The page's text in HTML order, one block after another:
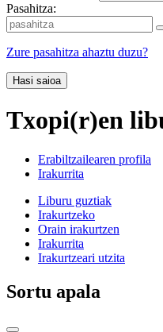
Pasahitza:
Zure pasahitza ahaztu duzu?
Hasi saioa
Txopi(r)en
Erabiltzailearen profila
Irakurrita
Liburu guztiak
Irakurtzeko
Orain irakurtzen
Irakurrita
Irakurtzeari utzita
Sortu apala